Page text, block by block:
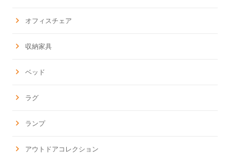
オフィスチェア
収納家具
ベッド
ラグ
ランプ
アウトドアコレクション